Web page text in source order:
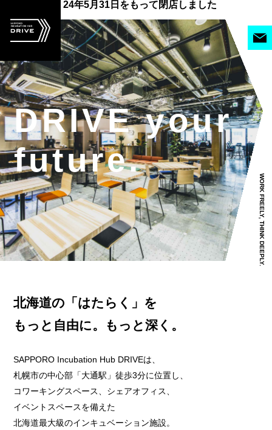
24年5月31日をもって閉店しました
WORK FREELY, THINK DEEPLY.
DRIVE your
future.
北海道の 「はたらく」を
もっと自由に。もっと深く。
SAPPORO Incubation Hub DRIVEは、
札幌市の中心部「大通駅」徒歩3分に位置し、
コワーキングスペース、シェアオフィス、
イベントスペースを備えた
北海道最大級のインキュベーション施設。